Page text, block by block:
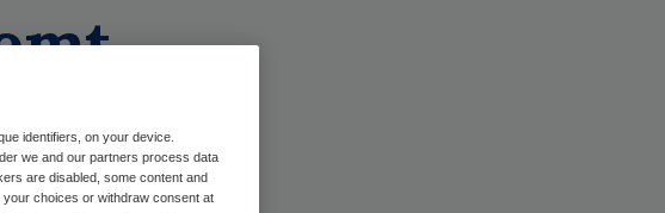
identifiers, on your device.
we and our partners process data
are disabled, some content and
choices or withdraw consent at